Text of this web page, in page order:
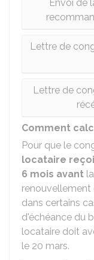
Envoi de
Lettre de
Lettre de
Comment
Pour que le
locataire
6 mois avant la
renouvellement
dans certains
d'échéance du
locataire doit
le 20 mars.